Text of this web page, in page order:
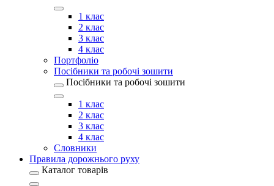
1 клас
2 клас
3 клас
4 клас
Портфоліо
Посібники та робочі зошити
Посібники та робочі зошити
1 клас
2 клас
3 клас
4 клас
Словники
Правила дорожнього руху
Каталог товарів